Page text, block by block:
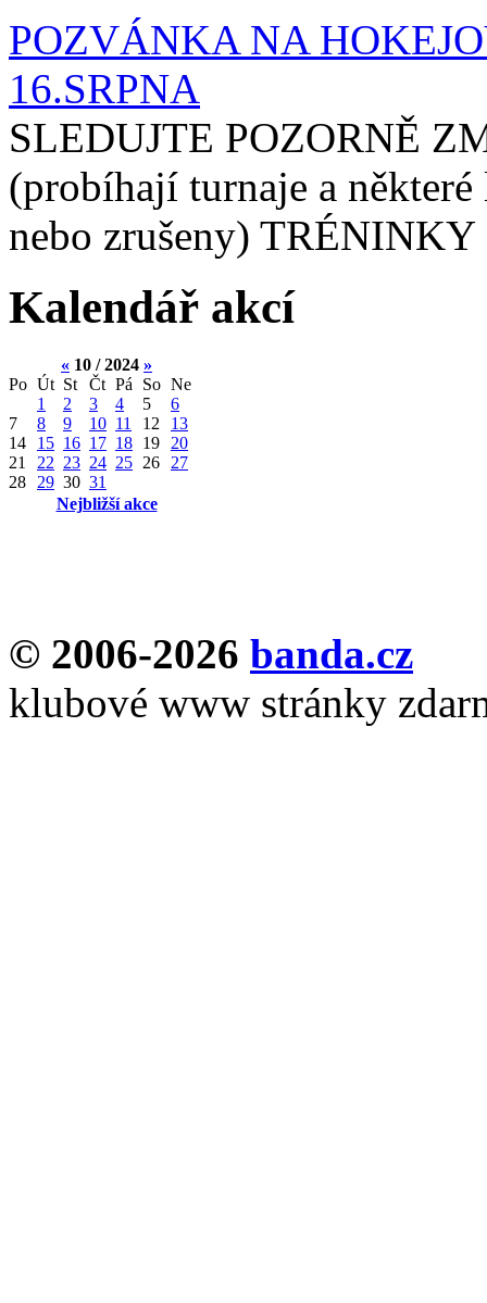
POZVÁNKA NA
16.SRPNA
SLEDUJTE POZORNĚ
(probíhají turnaje a
nebo zrušeny)
Kalendář akcí
« 10 / 2024 »
Po Út St Čt Pá So Ne
1
2 3 4 5
6
7
8 9 10 11 12
13
14
15 16 17 18 19
20
21
22 23 24 25 26
27
28
29 30 31
Nejbližší akce
© 2006-2026 banda.cz
klubové www stránky